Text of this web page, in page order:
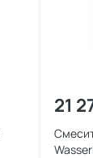
21